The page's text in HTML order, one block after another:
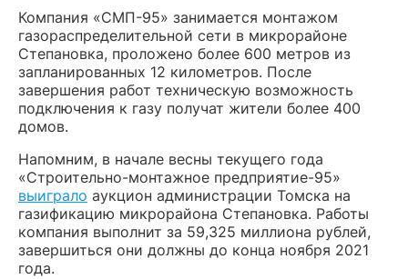
Компания «СМП-95» занимается монтажом
газораспределительной сети в микрорайоне
Степановка, проложено более 600 метров из
запланированных 12 километров. После
завершения работ техническую возможность
подключения к газу получат жители более 400
домов.
Напомним, в начале весны текущего года
«Строительно-монтажное предприятие-95»
выиграло аукцион администрации Томска на
газификацию микрорайона Степановка. Работы
компания выполнит за 59,325 миллиона рублей,
завершиться они должны до конца ноября 2021
года.